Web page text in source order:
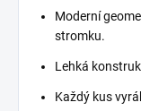
Moderní
stromku.
Lehká
Každý kus